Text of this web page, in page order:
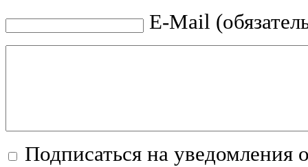
E-Mail
Подписаться на уведомления